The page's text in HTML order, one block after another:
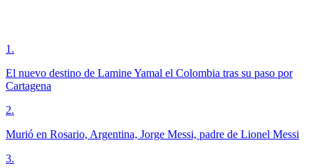
1 .
El nuevo destino de Lamine Yamal el Colombia tras su paso por
Cartagena
2.
Murió en Rosario, Argentina, Jorge Messi, padre de Lionel Messi
3.